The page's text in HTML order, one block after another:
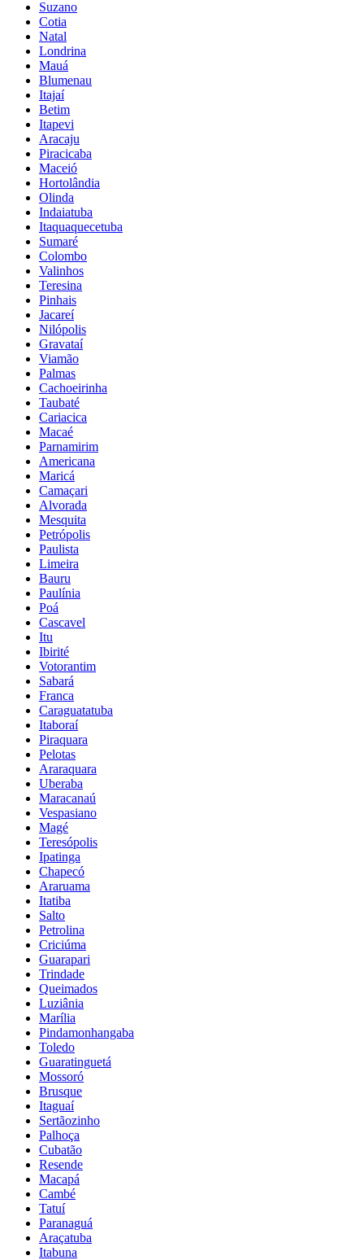
Suzano
Cotia
Natal
Londrina
Mauá
Blumenau
Itajaí
Betim
Itapevi
Aracaju
Piracicaba
Maceió
Hortolândia
Olinda
Indaiatuba
Itaquaquecetuba
Sumaré
Colombo
Valinhos
Teresina
Pinhais
Jacareí
Nilópolis
Gravataí
Viamão
Palmas
Cachoeirinha
Taubaté
Cariacica
Macaé
Parnamirim
Americana
Maricá
Camaçari
Alvorada
Mesquita
Petrópolis
Paulista
Limeira
Bauru
Paulínia
Poá
Cascavel
Itu
Ibirité
Votorantim
Sabará
Franca
Caraguatatuba
Itaboraí
Piraquara
Pelotas
Araraquara
Uberaba
Maracanaú
Vespasiano
Magé
Teresópolis
Ipatinga
Chapecó
Araruama
Itatiba
Salto
Petrolina
Criciúma
Guarapari
Trindade
Queimados
Luziânia
Marília
Pindamonhangaba
Toledo
Guaratinguetá
Mossoró
Brusque
Itaguaí
Sertãozinho
Palhoça
Cubatão
Resende
Macapá
Cambé
Tatuí
Paranaguá
Araçatuba
Itabuna